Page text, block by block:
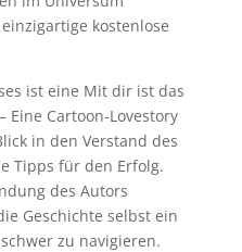
kostenlose
ist eine Mit dir ist das
Eine Cartoon-Lovestory
in den Verstand des
Tipps für den Erfolg.
des Autors
Geschichte selbst ein
zu navigieren.